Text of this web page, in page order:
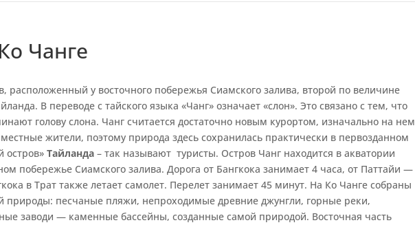
Чанге
расположенный у восточного побережья Сиамского залива, второй по величине
В переводе с тайского языка «Чанг» означает «слон». Это связано с тем, что
голову слона. Чанг считается достаточно новым курортом, изначально на нем
жители, поэтому природа здесь сохранилась практически в первозданном
остров»Тайланда – так называют туристы. Остров Чанг находится в акватории
побережье Сиамского залива. Дорога от Бангкока занимает 4 часа, от Паттайи —
в Трат также летает самолет. Перелет занимает 45 минут. На Ко Чанге собраны
природы: песчаные пляжи, непроходимые древние джунгли, горные реки,
заводи — каменные бассейны, созданные самой природой. Восточная часть